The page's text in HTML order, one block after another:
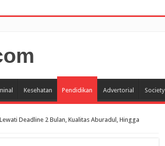
Kesehatan Pendidikan Advertorial Society
Deadline 2 Bulan, Kualitas Aburadul, Hingga